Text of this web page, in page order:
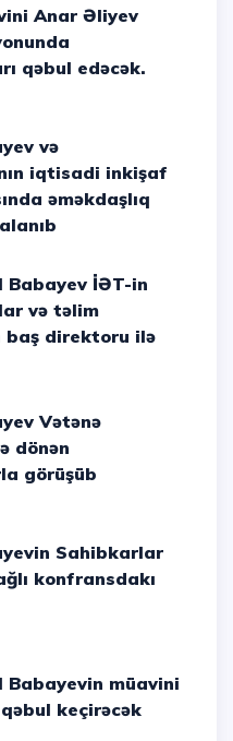
qəbul edəcək.
iqtisadi inkişaf
əməkdaşlıq
və təlim
baş direktoru ilə
dönən
görüşüb
konfransdakı
keçirəcək